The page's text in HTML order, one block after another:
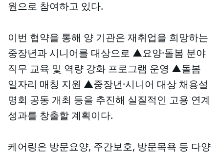
원으로 참여하고 있다.
이번 협약을 통해 양 기관은 재취업을 희망하는
중장년과 시니어를 대상으로 ▲요양·돌봄 분야
직무 교육 및 역량 강화 프로그램 운영 ▲돌봄
일자리 매칭 지원 ▲중장년·시니어 대상 채용설
명회 공동 개최 등을 추진해 실질적인 고용 연계
성과를 창출할 계획이다.
케어링은 방문요양, 주간보호, 방문목욕 등 다양